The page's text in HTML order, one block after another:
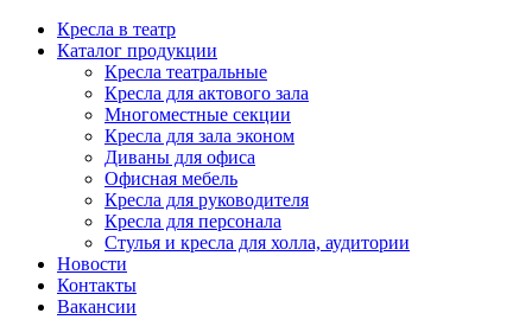
Кресла в театр
Каталог продукции
Кресла театральные
Кресла для актового зала
Многоместные секции
Кресла для зала эконом
Диваны для офиса
Офисная мебель
Кресла для руководителя
Кресла для персонала
Стулья и кресла для холла, аудитории
Новости
Контакты
Вакансии